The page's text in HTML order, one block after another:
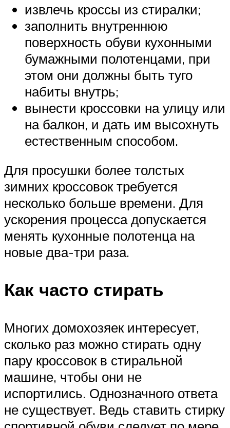
извлечь кроссы из стиралки;
заполнить внутреннюю
поверхность обуви кухонными
бумажными полотенцами, при
этом они должны быть туго
набиты внутрь;
вынести кроссовки на улицу или
на балкон, и дать им высохнуть
естественным способом.
Для просушки более толстых
зимних кроссовок требуется
несколько больше времени. Для
ускорения процесса допускается
менять кухонные полотенца на
новые два-три раза.
Как часто стирать
Многих домохозяек интересует,
сколько раз можно стирать одну
пару кроссовок в стиральной
машине, чтобы они не
испортились. Однозначного ответа
не существует. Ведь ставить стирку